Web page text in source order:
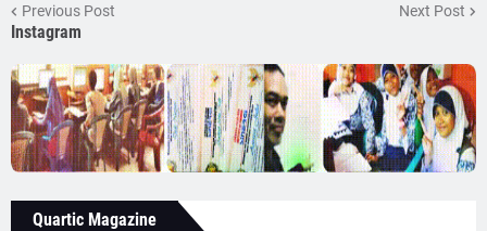
Previous Post Next Post
Instagram
Quartic Magazine